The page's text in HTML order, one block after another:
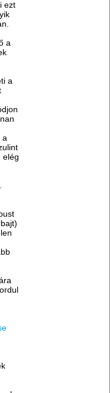
ezt
a
a
a
elég